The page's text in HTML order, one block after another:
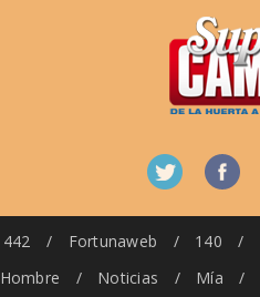
442 / Fortunaweb / 140 /
Hombre / Noticias / Mía /